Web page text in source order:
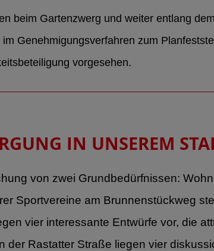
beim Gartenzwerg und weiter entlang
Genehmigungsverfahren zum
vorgesehen.
IN UNSEREM
von zwei Grundbedürfnissen:
Sportvereine am Brunnenstückweg
vier interessante Entwürfe vor, die
der Rastatter Straße liegen vier